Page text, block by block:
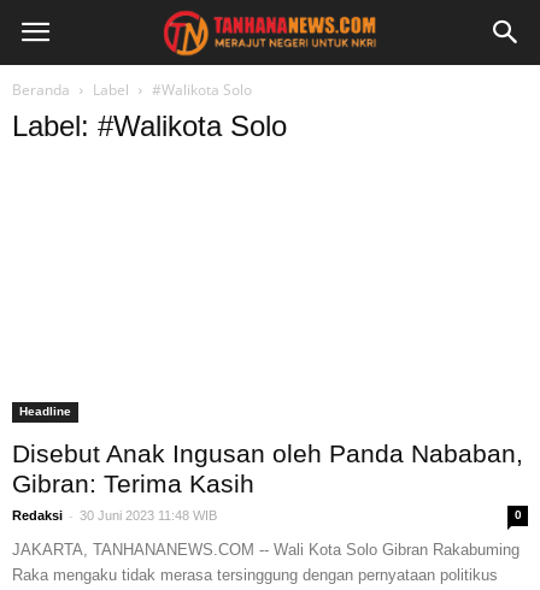
Beranda Label #Walikota Solo
Label: #Walikota Solo
Headline
Disebut Anak Ingusan oleh Panda Nababan,
Gibran: Terima Kasih
Redaksi - 30 Juni 2023 11:48 WIB 0
JAKARTA, TANHANANEWS.COM -- Wali Kota Solo Gibran Rakabuming
Raka mengaku tidak merasa tersinggung dengan pernyataan politikus